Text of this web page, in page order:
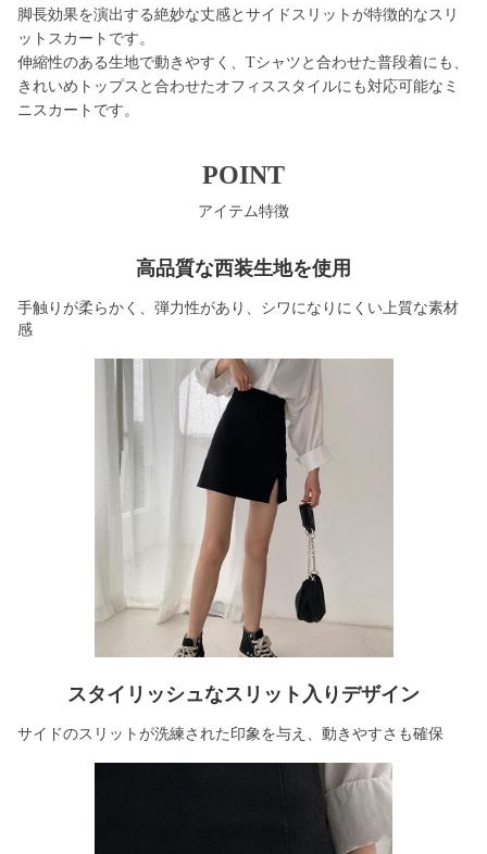
脚長効果を演出する絶妙な丈感とサイドスリットが特徴的なスリ
ットスカートです。
伸縮性のある生地で動きやすく、Tシャツと合わせた普段着にも、
きれいめトップスと合わせたオフィススタイルにも対応可能なミ
ニスカートです。
POINT
アイテム特徴
高品質な西装生地を使用
手触りが柔らかく、弾力性があり、シワになりにくい上質な素材
感
スタイリッシュなスリット入りデザイン
サイドのスリットが洗練された印象を与え、動きやすさも確保